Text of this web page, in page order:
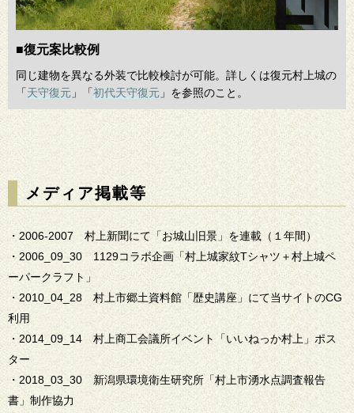
■復元案比較例
同じ建物を異なる外装で比較検討が可能。詳しくは復元村上城の
「天守復元 」「初代天守復元 」を参照のこと。
メディア掲載等
・2006-2007 村上新聞にて「お城山旧景」を連載（１年間）
・2006_09_30 1129コラボ企画「村上城家紋Tシャツ＋村上城ペ
ーパークラフト」
・2010_04_28 村上市郷土資料館「歴史講座」にて当サイトのCG
利用
・2014_09_14 村上商工会議所イベント「いいねっか村上」ポス
ター
・2018_03_30 新潟県環境衛生研究所「村上市湧水点調査報告
書」制作協力